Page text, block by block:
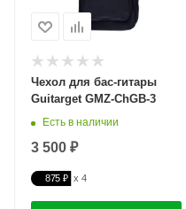
Чехол для бас-гитары
Guitarget GMZ-ChGB-3
Есть в наличии
3 500 ₽
875 ₽